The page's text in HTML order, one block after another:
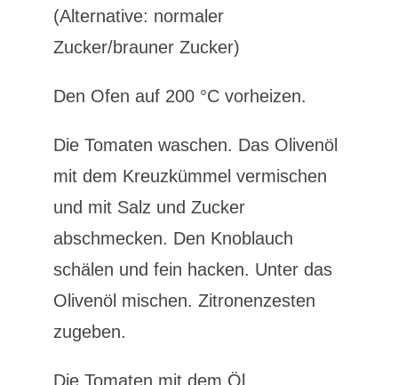
(Alternative: normaler
Zucker/brauner Zucker)
Den Ofen auf 200 °C vorheizen.
Die Tomaten waschen. Das Olivenöl
mit dem Kreuzkümmel vermischen
und mit Salz und Zucker
abschmecken. Den Knoblauch
schälen und fein hacken. Unter das
Olivenöl mischen. Zitronenzesten
zugeben.
Die Tomaten mit dem Öl